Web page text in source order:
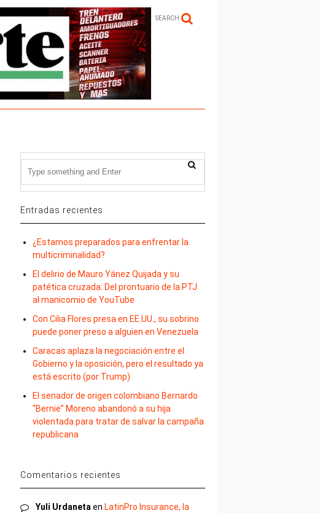
SEARCH
Entradas recientes
¿Estamos preparados para enfrentar la
multicriminalidad?
El delirio de Mauro Yánez Quijada y su
patética cruzada: Del prontuario de la PTJ
al manicomio de YouTube
Con Cilia Flores presa en EE.UU., su sobrino
puede poner preso a alguien en Venezuela
Caracas aplaza la negociación entre el
Gobierno y la oposición, pero el resultado ya
está escrito (por Trump)
El senador de origen colombiano Bernardo
“Bernie” Moreno abandonó a su hija
violentada para tratar de salvar la campaña
republicana
Comentarios recientes
Yuli Urdaneta en LatinPro Insurance, la